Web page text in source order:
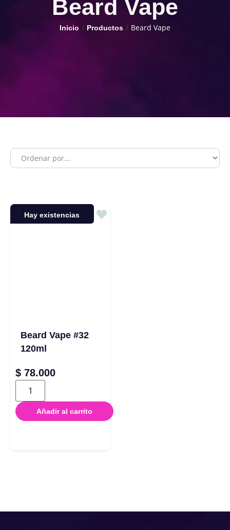
Beard Vape
Inicio / Productos / Beard Vape
Hay existencias
Beard Vape #32
120ml
$ 78.000
Añadir al carrito